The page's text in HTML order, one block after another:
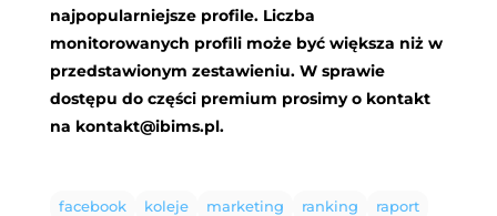
najpopularniejsze profile. Liczba
monitorowanych profili może być większa niż w
przedstawionym zestawieniu. W sprawie
dostępu do części premium prosimy o kontakt
na kontakt@ibims.pl.
facebook koleje marketing ranking
raport